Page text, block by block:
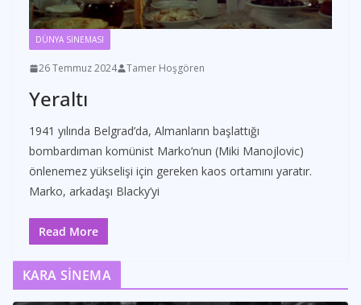
DÜNYA SİNEMASI
26 Temmuz 2024 Tamer Hoşgören
Yeraltı
1941 yılında Belgrad’da, Almanların başlattığı
bombardıman komünist Marko’nun (Miki Manojlovic)
önlenemez yükselişi için gereken kaos ortamını yaratır.
Marko, arkadaşı Blacky’yi
Read More
KARA SİNEMA